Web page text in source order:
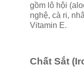
gồm lô hội
nghệ, cà ri,
Vitamin E.
Chất Sắt